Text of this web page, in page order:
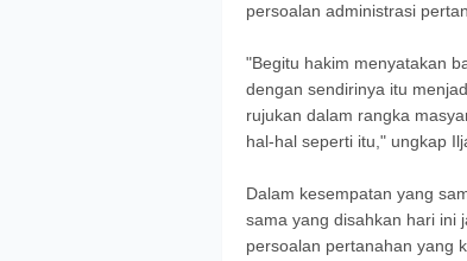
persoalan administrasi
"Begitu hakim menyatakan
dengan sendirinya itu
rujukan dalam rangka
hal-hal seperti itu," ungkap
Dalam kesempatan yang
sama yang disahkan hari ini
persoalan pertanahan yang